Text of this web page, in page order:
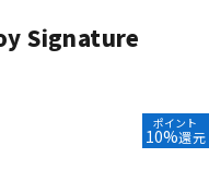
Signature
ポイント
10%還元